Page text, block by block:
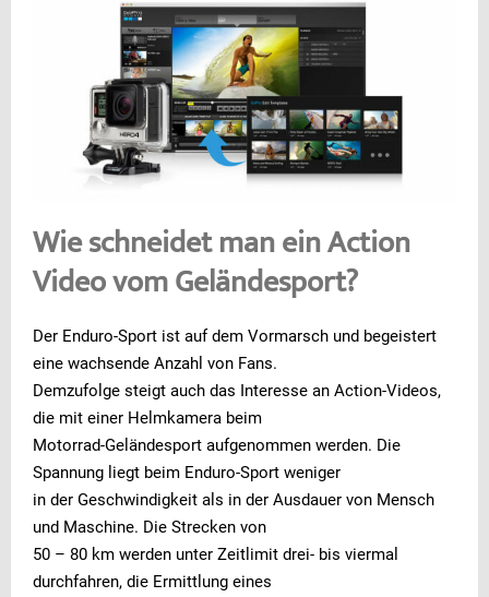
Wie schneidet man ein Action
Video vom Geländesport?
Der Enduro-Sport ist auf dem Vormarsch und begeistert
eine wachsende Anzahl von Fans.
Demzufolge steigt auch das Interesse an Action-Videos,
die mit einer Helmkamera beim
Motorrad-Geländesport aufgenommen werden. Die
Spannung liegt beim Enduro-Sport weniger
in der Geschwindigkeit als in der Ausdauer von Mensch
und Maschine. Die Strecken von
50 – 80 km werden unter Zeitlimit drei- bis viermal
durchfahren, die Ermittlung eines